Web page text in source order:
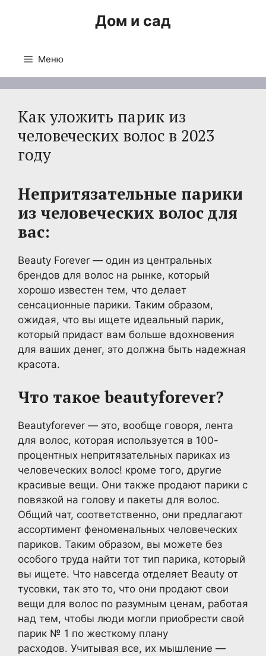
Дом и сад
Меню
Как уложить парик из
человеческих волос в 2023
году
Непритязательные парики
из человеческих волос для
вас:
Beauty Forever — один из центральных
брендов для волос на рынке, который
хорошо известен тем, что делает
сенсационные парики. Таким образом,
ожидая, что вы ищете идеальный парик,
который придаст вам больше вдохновения
для ваших денег, это должна быть надежная
красота.
Что такое beautyforever?
Beautyforever — это, вообще говоря, лента
для волос, которая используется в 100-
процентных непритязательных париках из
человеческих волос! кроме того, другие
красивые вещи. Они также продают парики с
повязкой на голову и пакеты для волос.
Общий чат, соответственно, они предлагают
ассортимент феноменальных человеческих
париков. Таким образом, вы можете без
особого труда найти тот тип парика, который
вы ищете. Что навсегда отделяет Beauty от
тусовки, так это то, что они продают свои
вещи для волос по разумным ценам, работая
над тем, чтобы люди могли приобрести свой
парик № 1 по жесткому плану
расходов. Учитывая все, их мышление —